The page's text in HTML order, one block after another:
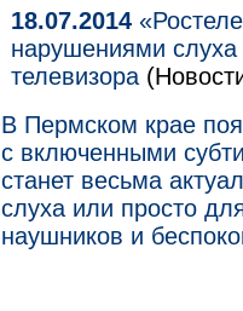
18.07.2014
нарушениями слуха
телевизора
В Пермском крае
с включенными
станет весьма
слуха или просто
наушников и